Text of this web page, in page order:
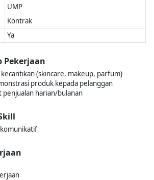
UMP
Kontrak
Ya
Pekerjaan
(skincare, makeup, parfum)
produk kepada pelanggan
penjualan harian/bulanan